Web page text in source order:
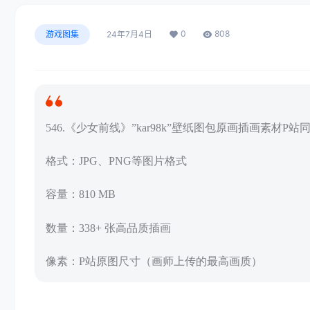
游戏图集 24年7月4日 0 808
546.《少女前线》”kar98k”壁纸图包原画插画素材P站
格式：JPG、PNG等图片格式
容量：810 MB
数量：338+ 张高品质插画
像素：P站原图尺寸（画师上传的最高画质）